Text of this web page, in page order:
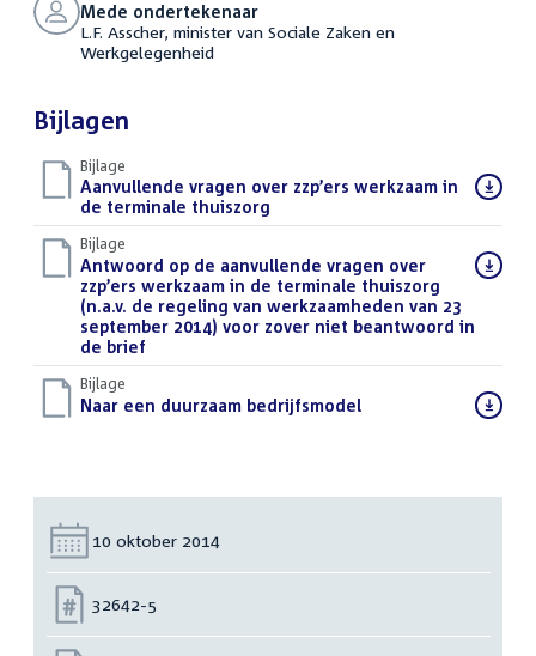
Mede ondertekenaar
L.F. Asscher, minister van Sociale Zaken en
Werkgelegenheid
Bijlagen
Bijlage
Download
bestand:
Aanvullende vragen over zzp’ers werkzaam in
de terminale thuiszorg
Bijlage
Download
bestand:
Antwoord op de aanvullende vragen over
zzp’ers werkzaam in de terminale thuiszorg
(n.a.v. de regeling van werkzaamheden van 23
september 2014) voor zover niet beantwoord in
de brief
Bijlage
Download
Naar een duurzaam bedrijfsmodel(PDF)
Datum:
10 oktober 2014
Nummer:
32642-5